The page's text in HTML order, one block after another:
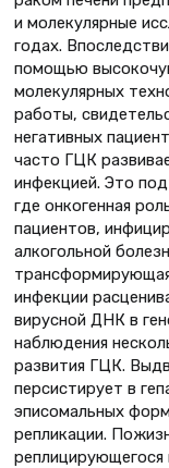
и молекулярные
годах.
помощью
молекулярных
работы,
негативных
часто ГЦК
инфекцией. Это
где онкогенная
пациентов,
алкогольной
инфекции
вирусной ДНК в
наблюдения
развития ГЦК.
персистирует в
эписомальных
репликации.